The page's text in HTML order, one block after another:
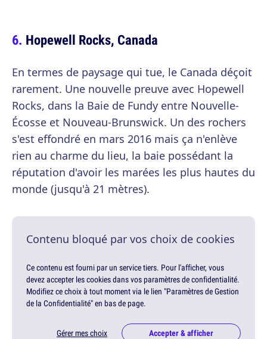
Hopewell Rocks, Canada
En termes de paysage qui tue, le Canada déçoit
rarement. Une nouvelle preuve avec Hopewell
Rocks, dans la Baie de Fundy entre Nouvelle-
Écosse et Nouveau-Brunswick. Un des rochers
s'est effondré en mars 2016 mais ça n'enlève
rien au charme du lieu, la baie possédant la
réputation d'avoir les marées les plus hautes du
monde (jusqu'à 21 mètres).
Contenu bloqué par vos choix de cookies
Ce contenu est fourni par un service tiers. Pour l'afficher, vous
devez accepter les cookies dans vos paramètres de confidentialité.
Modifiez ce choix à tout moment via le lien "Paramètres de Gestion
de la Confidentialité" en bas de page.
Gérer mes choix Accepter & afficher